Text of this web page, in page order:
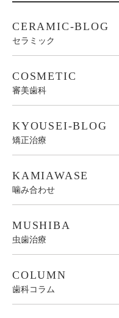
CERAMIC-BLOG
セラミック
COSMETIC
審美歯科
KYOUSEI-BLOG
矯正治療
KAMIAWASE
噛み合わせ
MUSHIBA
虫歯治療
COLUMN
歯科コラム